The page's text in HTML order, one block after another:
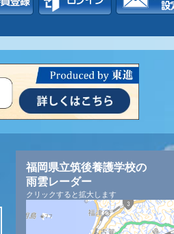
福岡県立筑後養護学校の
雨雲レーダー
クリックすると拡大します